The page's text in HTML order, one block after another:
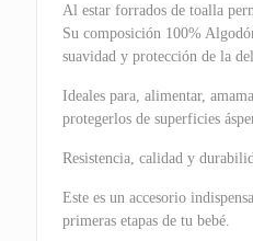
Al estar forrados de toalla
Su composición 100%
suavidad y protección de la
Ideales para, alimentar,
protegerlos de superficies
Resistencia, calidad y
Este es un accesorio
primeras etapas de tu bebé.